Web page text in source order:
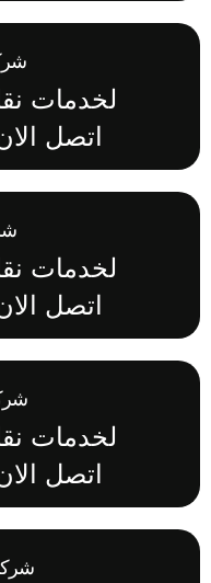
لخدمات
اتصل الان 01124705288
لخدمات
اتصل الان 01124705288
لخدمات
اتصل الان 01124705288
شركه